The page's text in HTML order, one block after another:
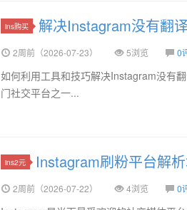
ins购买 解决Instagram没有翻
2周前（2026-07-23） 5浏览 0
如何利用工具和技巧解决Instagram没有
门社交平台之一...
ins2元 Instagram刷粉平台解
2周前（2026-07-22） 4浏览 0